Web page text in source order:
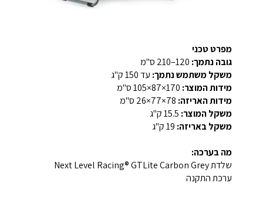
מפרט טכני
גובה נתמך:
משקל משתמש נתמך: עד 150 ק"ג
מידות המוצר: 170×87×105 ס"מ
מידות האריזה: 78×77×26 ס"מ
משקל המוצר:
משקל באריזה:
מה בערכה:
שלדת Next Level Racing® GTLite Carbon Grey
ערכת התקנה